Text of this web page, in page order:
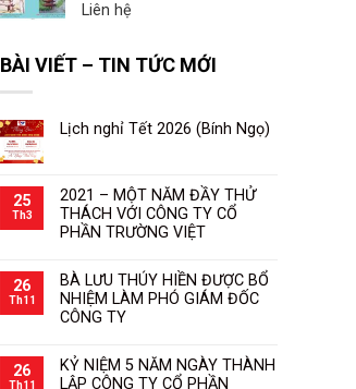
Liên hệ
BÀI VIẾT – TIN TỨC MỚI
Lịch nghỉ Tết 2026 (Bính Ngọ)
25
Th3
2021 – MỘT NĂM ĐẦY THỬ
THÁCH VỚI CÔNG TY CỔ
PHẦN TRƯỜNG VIỆT
26
Th11
BÀ LƯU THÚY HIỀN ĐƯỢC BỔ
NHIỆM LÀM PHÓ GIÁM ĐỐC
CÔNG TY
26
Th11
KỶ NIỆM 5 NĂM NGÀY THÀNH
LẬP CÔNG TY CỔ PHẦN